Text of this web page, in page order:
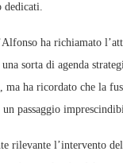
dedicati.
ha richiamato
sorta di agenda
ma ha ricordato che la
un passaggio
rilevante l’intervento